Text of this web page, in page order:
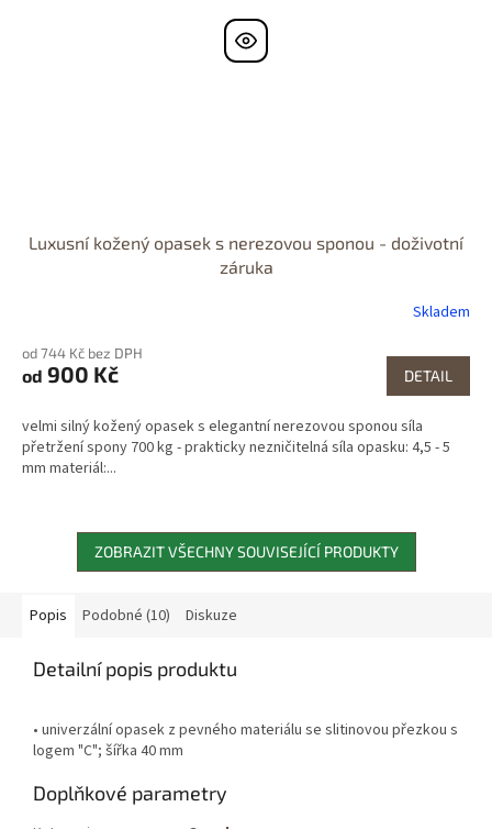
Luxusní kožený opasek s nerezovou sponou - doživotní
záruka
Skladem
od 744 Kč bez DPH
od 900 Kč DETAIL
velmi silný kožený opasek s elegantní nerezovou sponou síla
přetržení spony 700 kg - prakticky nezničitelná síla opasku: 4,5 - 5
mm materiál:...
ZOBRAZIT VŠECHNY SOUVISEJÍCÍ PRODUKTY
Popis Podobné (10) Diskuze
Detailní popis produktu
• univerzální opasek z pevného materiálu se slitinovou přezkou s
logem "C"; šířka 40 mm
Doplňkové parametry